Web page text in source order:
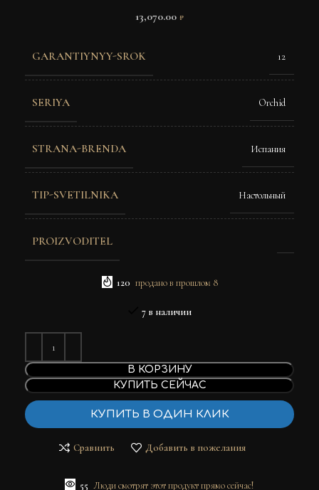
13,070.00 ₽
GARANTIYNYY-SROK 12
SERIYA Orchid
STRANA-BRENDA Испания
TIP-SVETILNIKA Настольный
PROIZVODITEL
120 продано в прошлом 8
7 в наличии
В КОРЗИНУ
КУПИТЬ СЕЙЧАС
КУПИТЬ В ОДИН КЛИК
Сравнить Добавить в пожелания
55 Люди смотрят этот продукт прямо сейчас!